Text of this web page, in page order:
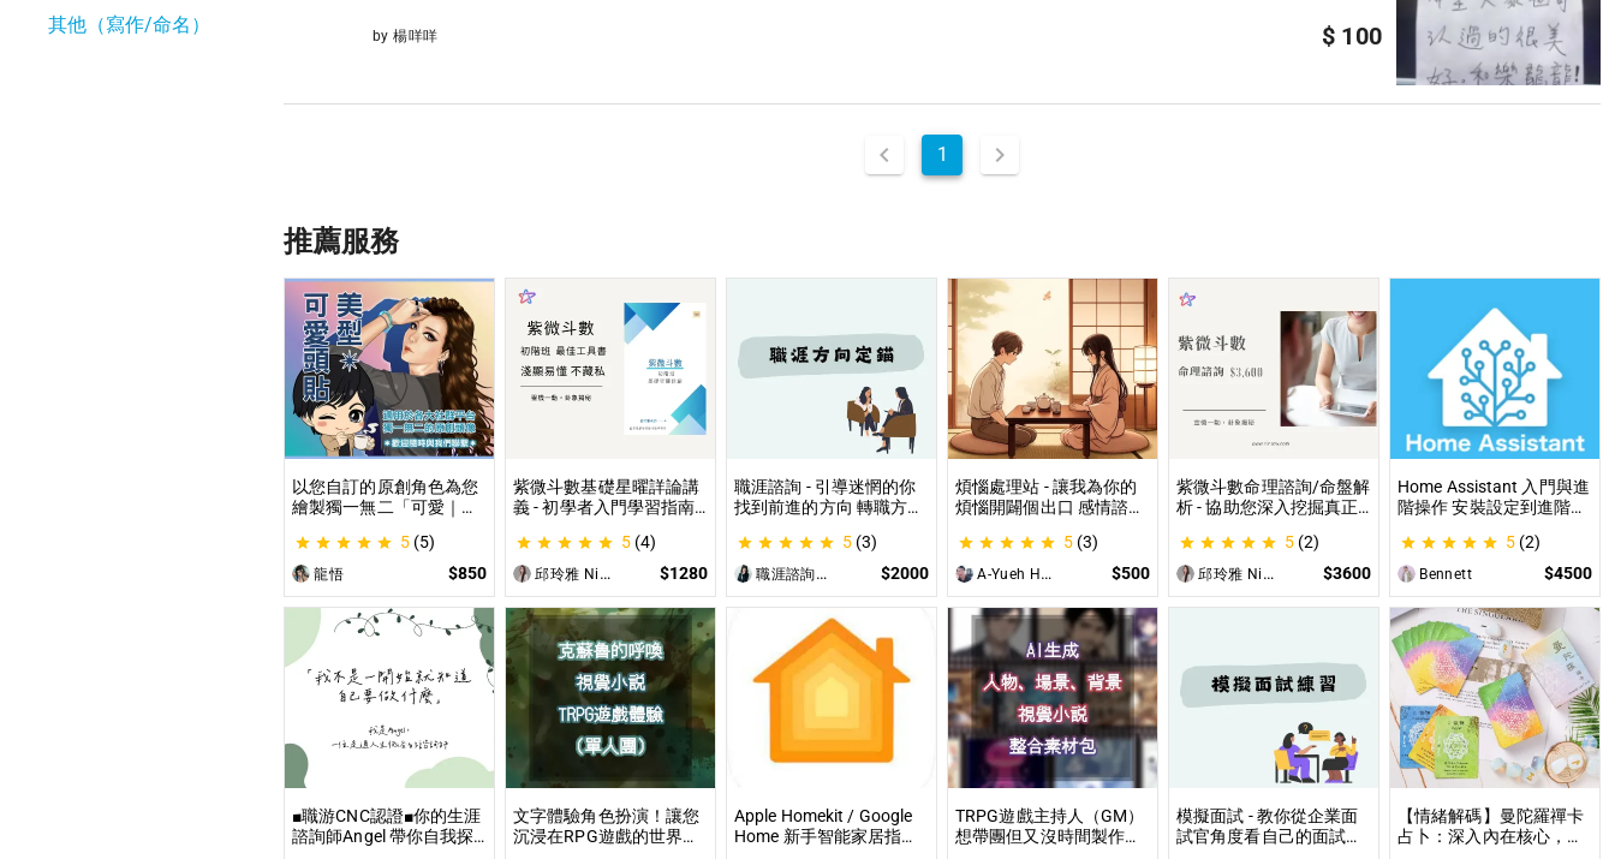
其他（寫作/命名） by 楊咩咩 $ 100
1
推薦服務
以您自訂的原創角色為您
繪製獨一無二「可愛｜美
業繪師將繪製1張可自行
指定「表情」和「動作」
的理想頭貼！
5 (5)
龍悟 $850
紫微斗數基礎星曜詳論講
義 - 初學者入門學習指南
道自己的命宮？初學者自
學最佳工具書，淺顯易懂
不藏私！
5 (4)
邱玲雅 Nina $1280
職涯諮詢 - 引導迷惘的你
找到前進的方向 轉職方向
職場問題、offer選擇評估
5 (3)
職涯諮詢師 阿紫 $2000
煩惱處理站 - 讓我為你的
煩惱開闢個出口 感情諮
惱、內心的煩惱各方面都
可以談
5 (3)
A-Yueh Huang $500
紫微斗數命理諮詢/命盤解
析 - 協助您深入挖掘真正
讓我們的努力更有價值 活
出璀璨一生
5 (2)
邱玲雅 Nina $3600
Home Assistant 入門與進
階操作 安裝設定到進階自
答，打造專屬的智能家居
5 (2)
Bennett $4500
■職游CNC認證■你的生涯
諮詢師Angel 帶你自我探
文字體驗角色扮演！讓您
沉浸在RPG遊戲的世界！
Apple Homekit / Google
Home 新手智能家居指
TRPG遊戲主持人（GM）
想帶團但又沒時間製作素
模擬面試 - 教你從企業面
試官角度看自己的面試表
【情緒解碼】曼陀羅禪卡
占卜：深入內在核心，為